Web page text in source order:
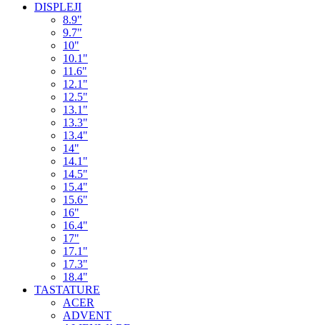
DISPLEJI
8.9"
9.7"
10"
10.1"
11.6"
12.1"
12.5"
13.1"
13.3"
13.4"
14"
14.1"
14.5"
15.4"
15.6"
16"
16.4"
17"
17.1"
17.3"
18.4"
TASTATURE
ACER
ADVENT